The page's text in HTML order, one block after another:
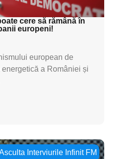
subti
cere să rămână în
europeni!
european de
a României și
Interviurile Infinit FM